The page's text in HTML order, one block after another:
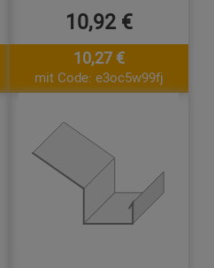
10,92 €
10,27 €
mit Code: e3oc5w99fj